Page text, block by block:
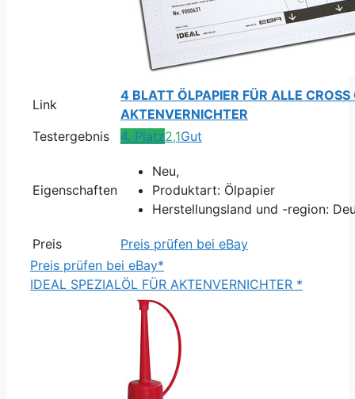
Link
4 BLATT ÖLPAPIER FÜR ALLE CROSS
AKTENVERNICHTER
Testergebnis
4. Platz2,1Gut
Eigenschaften
Neu,
Produktart: Ölpapier
Herstellungsland und -region:
Preis
Preis prüfen bei eBay
Preis prüfen bei eBay*
IDEAL SPEZIALÖL FÜR AKTENVERNICHTER *